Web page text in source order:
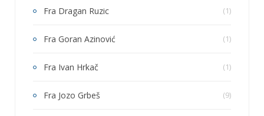
Fra Dragan Ruzic (1)
Fra Goran Azinović (1)
Fra Ivan Hrkač (1)
Fra Jozo Grbeš (9)